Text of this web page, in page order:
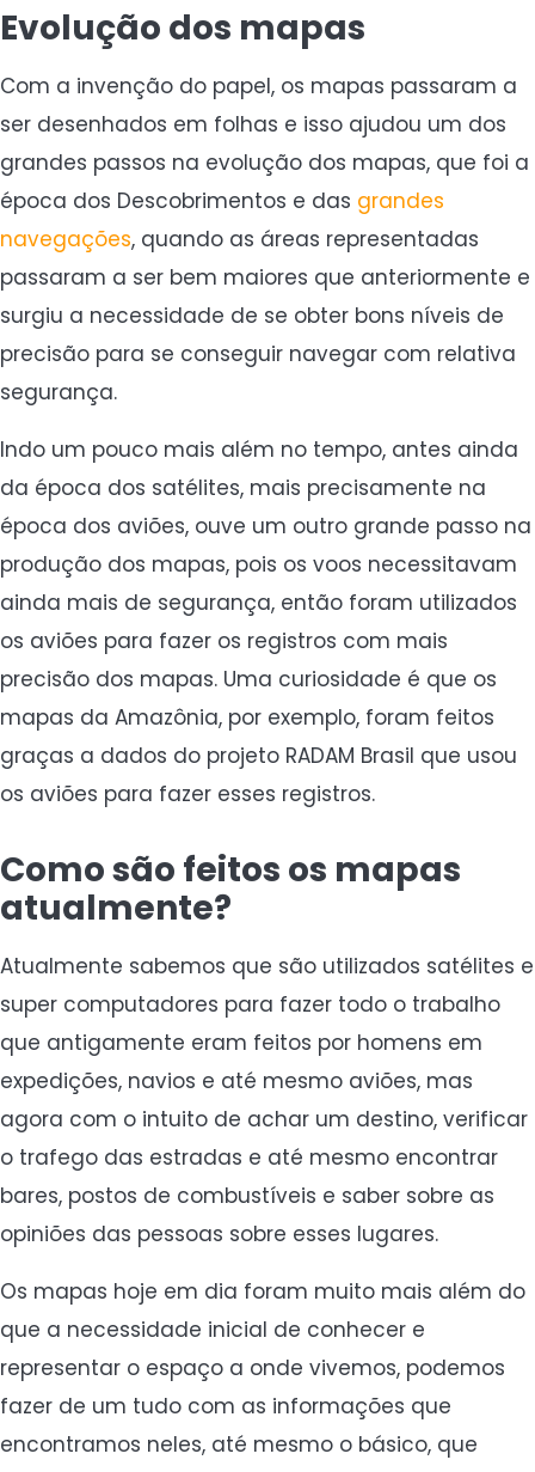
Evolução dos mapas
Com a invenção do papel, os mapas passaram a
ser desenhados em folhas e isso ajudou um dos
grandes passos na evolução dos mapas, que foi a
época dos Descobrimentos e das grandes
navegações, quando as áreas representadas
passaram a ser bem maiores que anteriormente e
surgiu a necessidade de se obter bons níveis de
precisão para se conseguir navegar com relativa
segurança.
Indo um pouco mais além no tempo, antes ainda
da época dos satélites, mais precisamente na
época dos aviões, ouve um outro grande passo na
produção dos mapas, pois os voos necessitavam
ainda mais de segurança, então foram utilizados
os aviões para fazer os registros com mais
precisão dos mapas. Uma curiosidade é que os
mapas da Amazônia, por exemplo, foram feitos
graças a dados do projeto RADAM Brasil que usou
os aviões para fazer esses registros.
Como são feitos os mapas
atualmente?
Atualmente sabemos que são utilizados satélites e
super computadores para fazer todo o trabalho
que antigamente eram feitos por homens em
expedições, navios e até mesmo aviões, mas
agora com o intuito de achar um destino, verificar
o trafego das estradas e até mesmo encontrar
bares, postos de combustíveis e saber sobre as
opiniões das pessoas sobre esses lugares.
Os mapas hoje em dia foram muito mais além do
que a necessidade inicial de conhecer e
representar o espaço a onde vivemos, podemos
fazer de um tudo com as informações que
encontramos neles, até mesmo o básico, que